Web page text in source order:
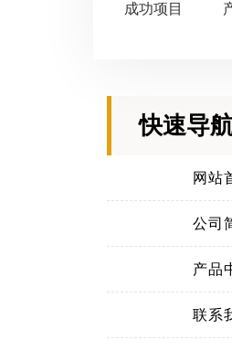
成功项目
快速导
网站
公司
产品
联系